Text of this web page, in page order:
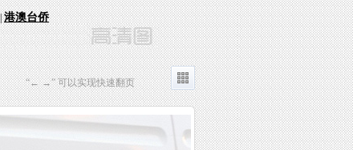
港澳台侨
“← →” 可以实现快速翻页